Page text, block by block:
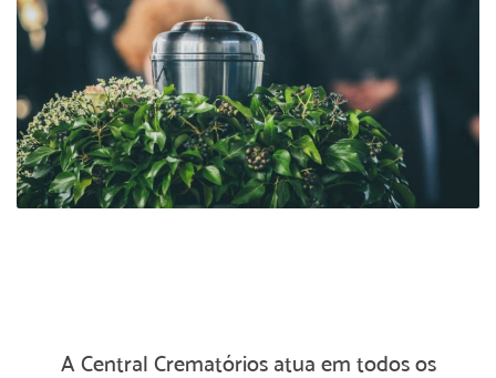
A Central Crematórios atua em todos os